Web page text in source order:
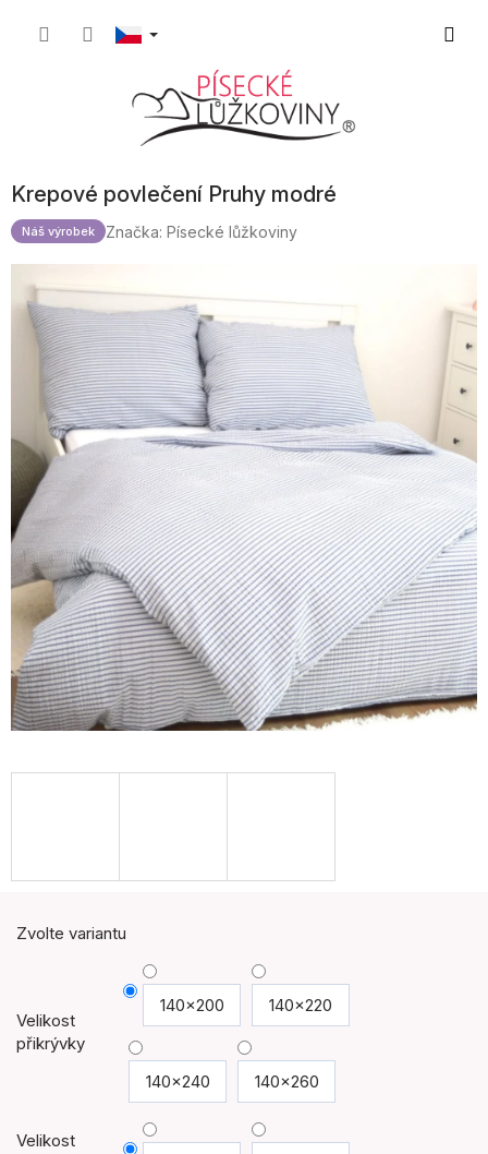
Krepové povlečení Pruhy modré
Náš výrobek Značka: Písecké lůžkoviny
Zvolte variantu
Velikost
přikrývky
140x200 140x220
140x240 140x260
Velikost